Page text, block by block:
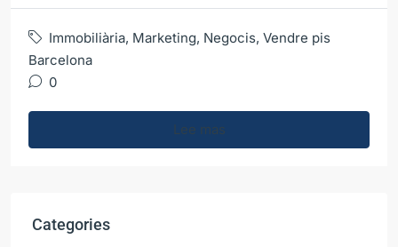
Immobiliària, Marketing, Negocis, Vendre pis
Barcelona
0
Lee mas
Categories